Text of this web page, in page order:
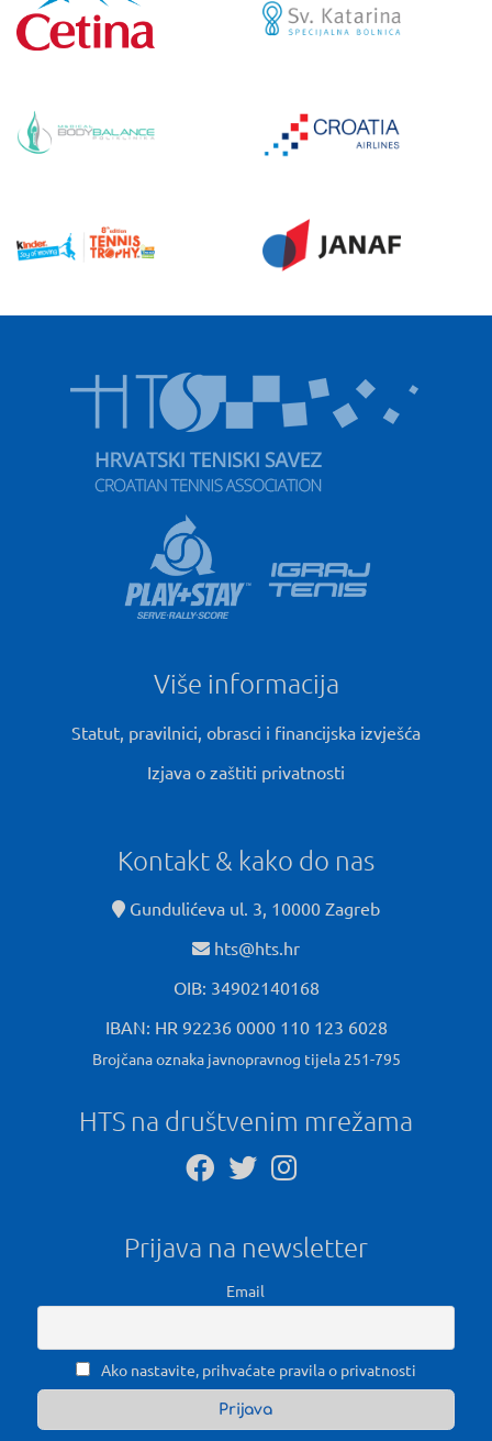
Više informacija
Statut, pravilnici, obrasci i financijska izvješća
Izjava o zaštiti privatnosti
Kontakt & kako do nas
Gundulićeva ul. 3, 10000 Zagreb
hts@hts.hr
OIB: 34902140168
IBAN: HR 92236 0000 110 123 6028
Brojčana oznaka javnopravnog tijela 251-795
HTS na društvenim mrežama
Prijava na newsletter
Email
Ako nastavite, prihvaćate pravila o privatnosti